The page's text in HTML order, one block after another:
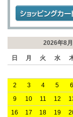
2026年8月
日 月 火 水
2
3 4 5 6
9
10 11 12
16
17 18 19